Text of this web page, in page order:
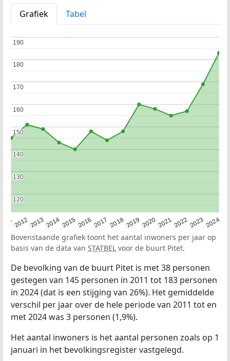
Grafiek
Tabel
201220132014201520162017 20182019 20202021202220232024
120
120
130
130
140
140
150
150
160
160
170
170
180
180
190
190
Bovenstaande grafiek toont het aantal inwoners per jaar op
basis van de data van STATBEL voor de buurt Pitet.
De bevolking van de buurt Pitet is met 38 personen
gestegen van 145 personen in 2011 tot 183 personen
in 2024 (dat is een stijging van 26%). Het gemiddelde
verschil per jaar over de hele periode van 2011 tot en
met 2024 was 3 personen (1,9%).
Het aantal inwoners is het aantal personen zoals op 1
januari in het bevolkingsregister vastgelegd.